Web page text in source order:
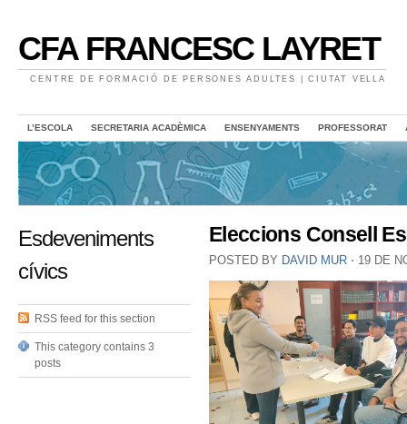
CFA FRANCESC LAYRET
CENTRE DE FORMACIÓ DE PERSONES ADULTES | CIUTAT VELLA
L’ESCOLA SECRETARIA ACADÈMICA ENSENYAMENTS PROFESSORAT
Esdeveniments
cívics
RSS feed for this section
This category contains 3
posts
Eleccions Consell
POSTED BY DAVID MUR ⋅ 19 DE